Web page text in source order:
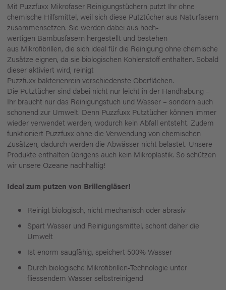
Mit Puzzfuxx Mikrofaser Reinigungstüchern putzt Ihr ohne
chemische Hilfsmittel, weil sich diese Putztücher aus Naturfasern
zusammensetzen. Sie werden dabei aus hoch­
wertigen Bambusfasern hergestellt und bestehen
aus Mikrofibrillen, die sich ideal für die Reinigung ohne chemische
Zusätze eignen, da sie biologischen Kohlenstoff enthalten. Sobald
dieser aktiviert wird, reinigt
Puzzfuxx bakterienrein verschiedenste Oberflächen.
Die Putztücher sind dabei nicht nur leicht in der Handhabung –
Ihr braucht nur das Reinigungstuch und Wasser – sondern auch
schonend zur Umwelt. Denn Puzzfuxx Putztücher können immer
wieder verwendet werden, wodurch kein Abfall entsteht. Zudem
funktioniert Puzzfuxx ohne die Verwendung von chemischen
Zusätzen, dadurch werden die Abwässer nicht belastet. Unsere
Produkte enthalten übrigens auch kein Mikroplastik. So schützen
wir unsere Ozeane nachhaltig!
Ideal zum putzen von Brillengläser!
Reinigt biologisch, nicht mechanisch oder abrasiv
Spart Wasser und Reinigungsmittel, schont daher die
Umwelt
Ist enorm saugfähig, speichert 500% Wasser
Durch biologische Mikrofibrillen-Technologie unter
fliessendem Wasser selbstreinigend